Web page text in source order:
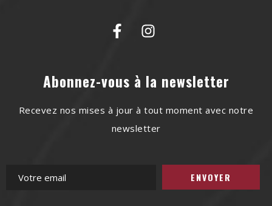
Abonnez-vous à la newsletter
Recevez nos mises à jour à tout moment avec notre
newsletter